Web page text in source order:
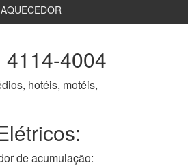
4004
hotéis, motéis,
de acumulação: